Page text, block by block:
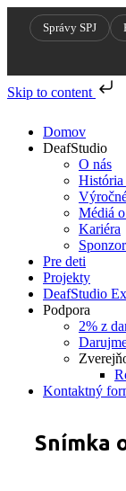
Správy SPJ
Skip to content
content
Domov
DeafStudio
O nás
Médiá
Kariéra
Pre deti
Projekty
DeafStudio
Podpora
2% z
Kontaktný
Snímka